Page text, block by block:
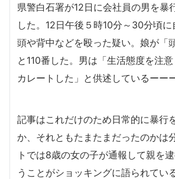
県警白石署が12日に会社員の男を暴
した。12日午後５時10分～30分頃
頭や背中などを殴った疑い。娘が「
と110番した。男は「生活態度を注
カレートした」と供述しているーー
記事はこれだけのため日常的に暴行
か、それともたまたまだったのかは
トでは8歳の女の子が通報して親を
うことがショッキングに語られている